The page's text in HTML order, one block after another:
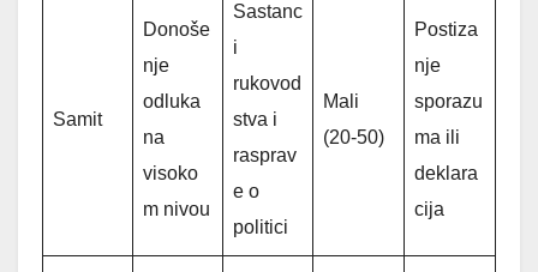
Samit
Donoše
nje
odluka
na
visoko
m nivou
Sastanc
i
rukovod
stva i
rasprav
e o
politici
Mali
(20-50)
Postiza
nje
sporazu
ma ili
deklara
cija